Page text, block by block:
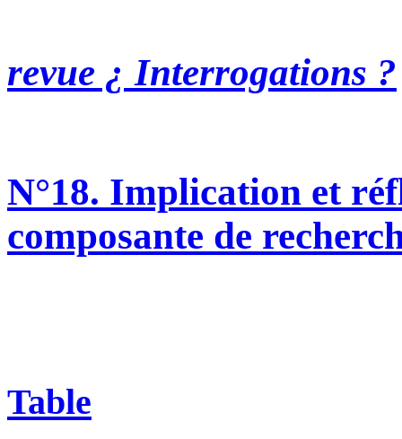
revue ¿ Interrogations ?
N°18. Implication et
composante de
Table